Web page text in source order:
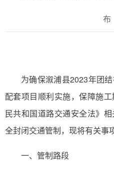
布
为确保溆浦县2023年团
配套项目顺利实施，保障施
民共和国道路交通安全法》
全封闭交通管制，现将有关事
一、管制路段